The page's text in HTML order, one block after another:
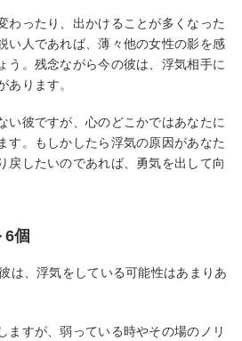
わったり、出かけることが多くなった
い人であれば、薄々他の女性の影を感
う。残念ながら今の彼は、浮気相手に
あります。
い彼ですが、心のどこかではあなたに
す。もしかしたら浮気の原因があなた
したいのであれば、勇気を出して向
個
は、浮気をしている可能性はあまりあ
ますが、弱っている時やその場のノリ